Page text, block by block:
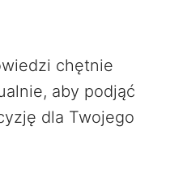
chętnie
aby podjąć
dla Twojego